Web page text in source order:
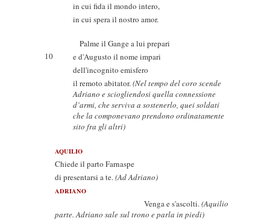
in cui fida il mondo intero,
in cui spera il nostro amor.
Palme il Gange a lui prepari
10
e d'Augusto il nome impari
dell'incognito emisfero
il remoto abitator.(Nel tempo del coro scende
Adriano e sciogliendosi quella connessione
d’armi, che serviva a sostenerlo, quei soldati
che la componevano prendono ordinatamente
sito fra gli altri)
AQUILIO
Chiede il parto Farnaspe
di presentarsi a te.(Ad Adriano)
ADRIANO
Venga e s'ascolti.(Aquilio
parte. Adriano sale sul trono e parla in piedi)